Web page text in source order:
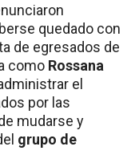
quedado con
de egresados de
como Rossana
el
por las
mudarse y
grupo de